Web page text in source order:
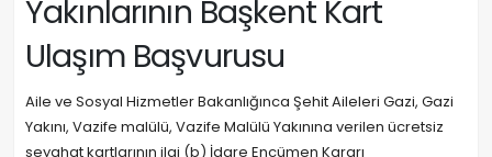
Yakınlarının Başkent Kart
Ulaşım Başvurusu
Aile ve Sosyal Hizmetler Bakanlığınca Şehit Aileleri Gazi, Gazi
Yakını, Vazife malülü, Vazife Malülü Yakınına verilen ücretsiz
seyahat kartlarının ilgi (b) İdare Encümen Kararı